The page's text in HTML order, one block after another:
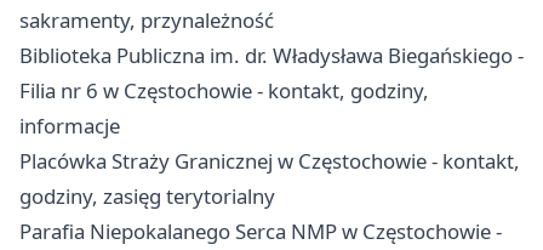
sakramenty, przynależność
Biblioteka Publiczna im. dr. Władysława Biegańskiego -
Filia nr 6 w Częstochowie - kontakt, godziny,
informacje
Placówka Straży Granicznej w Częstochowie - kontakt,
godziny, zasięg terytorialny
Parafia Niepokalanego Serca NMP w Częstochowie -